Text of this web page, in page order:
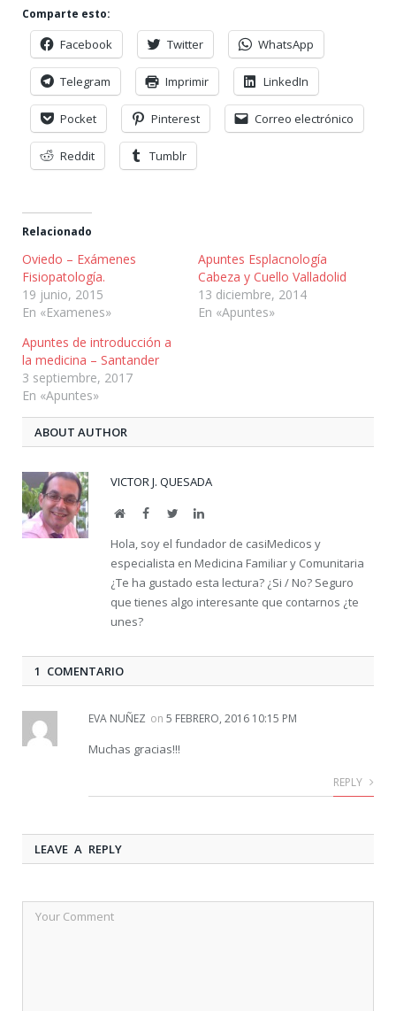
Comparte esto:
Facebook Twitter WhatsApp
Telegram Imprimir LinkedIn
Pocket Pinterest Correo electrónico
Reddit Tumblr
Relacionado
Oviedo – Exámenes
Fisiopatología.
19 junio, 2015
En «Examenes»
Apuntes Esplacnología
Cabeza y Cuello Valladolid
13 diciembre, 2014
En «Apuntes»
Apuntes de introducción a
la medicina – Santander
3 septiembre, 2017
En «Apuntes»
ABOUT AUTHOR
VICTOR J. QUESADA
WebsiteFacebook
TwitterLinkedIn
Hola, soy el fundador de casiMedicos y
especialista en Medicina Familiar y Comunitaria
¿Te ha gustado esta lectura? ¿Si / No? Seguro
que tienes algo interesante que contarnos ¿te
unes?
1 COMENTARIO
EVA NUÑEZ on 5 FEBRERO, 2016 10:15 PM
Muchas gracias!!!
REPLY
LEAVE A REPLY